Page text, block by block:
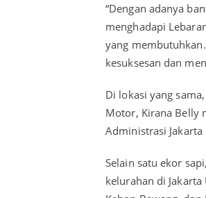
“Dengan adanya
menghadapi
yang
kesuksesan dan
Di lokasi yang
Motor, Kirana Belly
Administrasi
Selain satu ekor
kelurahan di